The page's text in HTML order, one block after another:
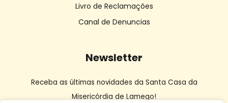
Livro de Reclamações
Canal de Denuncias
Newsletter
Receba as últimas novidades da Santa Casa da
Misericórdia de Lamego!